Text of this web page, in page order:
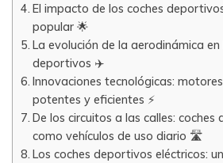
El impacto de los coches
popular 🌟
La evolución de la aerodinámica en
deportivos ✈️
Innovaciones tecnológicas:
potentes y eficientes ⚡
De los circuitos a las calles: coches
como vehículos de uso diario 🛣️
Los coches deportivos eléctricos: